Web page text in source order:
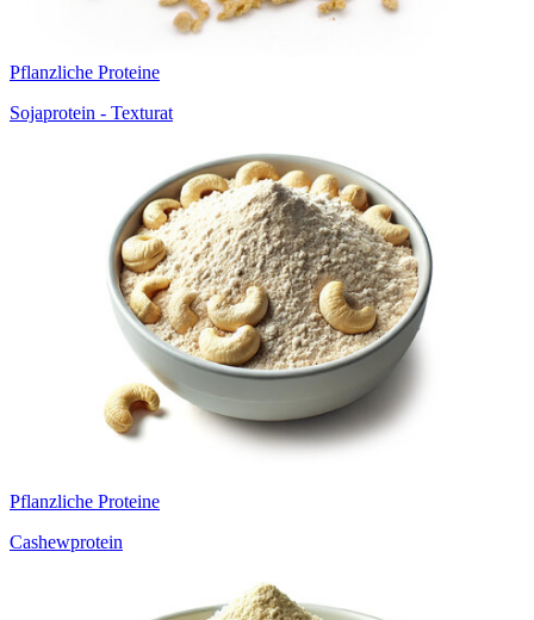
Pflanzliche Proteine
Sojaprotein - Texturat
Pflanzliche Proteine
Cashewprotein